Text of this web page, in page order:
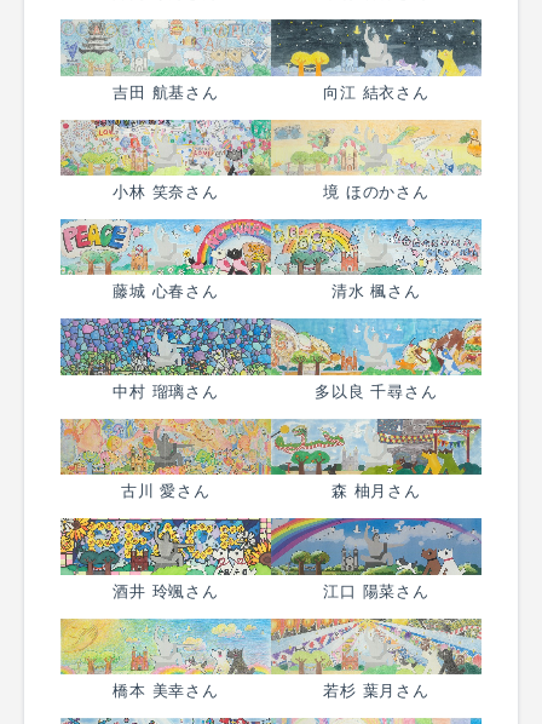
吉田 航基さん 向江 結衣さん
小林 笑奈さん 境 ほのかさん
藤城 心春さん 清水 楓さん
中村 瑠璃さん 多以良 千尋さん
古川 愛さん 森 柚月さん
酒井 玲颯さん 江口 陽菜さん
橋本 美幸さん 若杉 葉月さん